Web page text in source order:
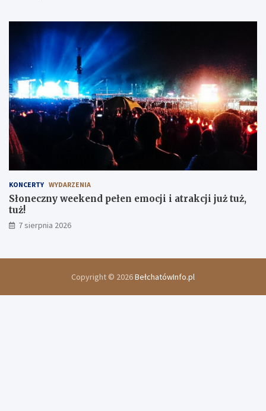
KONCERTY WYDARZENIA
Słoneczny weekend pełen emocji i atrakcji już tuż,
tuż!
7 sierpnia 2026
Copyright © 2026BełchatówInfo.pl